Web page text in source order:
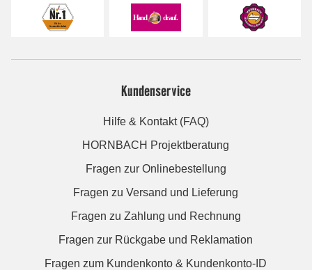
Kundenservice
Hilfe & Kontakt (FAQ)
HORNBACH Projektberatung
Fragen zur Onlinebestellung
Fragen zu Versand und Lieferung
Fragen zu Zahlung und Rechnung
Fragen zur Rückgabe und Reklamation
Fragen zum Kundenkonto & Kundenkonto-ID